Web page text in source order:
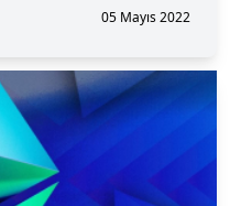
05 Mayıs 2022